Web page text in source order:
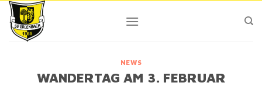
Skip
content
NEWS
WANDERTAG AM 3. FEBRUAR